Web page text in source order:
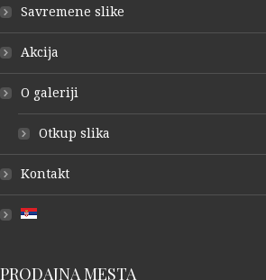
Savremene slike
Akcija
O galeriji
Otkup slika
Kontakt
PRODAJNA MESTA